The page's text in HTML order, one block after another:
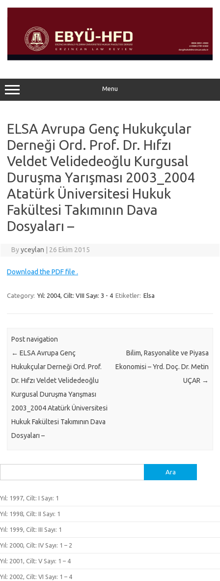
content
Menu
ELSA Avrupa Genç Hukukçular
Derneği Ord. Prof. Dr. Hıfzı
Veldet Velidedeoğlu Kurgusal
Duruşma Yarışması 2003_2004
Atatürk Üniversitesi Hukuk
Fakültesi Takımının Dava
Dosyaları –
Byyceylan | 26 Ekim 2015
Download the PDF file .
Category: Yıl: 2004, Cilt: VIII Sayı: 3 - 4 Etiketler: Elsa
Post navigation
← ELSA Avrupa Genç
Hukukçular Derneği Ord. Prof.
Dr. Hıfzı Veldet Velidedeoğlu
Kurgusal Duruşma Yarışması
2003_2004 Atatürk Üniversitesi
Hukuk Fakültesi Takımının Dava
Dosyaları –
Bilim, Rasyonalite ve Piyasa
Ekonomisi – Yrd. Doç. Dr. Metin
UÇAR →
Yıl: 1997, Cilt: I Sayı: 1
Yıl: 1998, Cilt: II Sayı: 1
Yıl: 1999, Cilt: III Sayı: 1
Yıl: 2000, Cilt: IV Sayı: 1 – 2
Yıl: 2001, Cilt: V Sayı: 1 – 4
Yıl: 2002, Cilt: VI Sayı: 1 – 4